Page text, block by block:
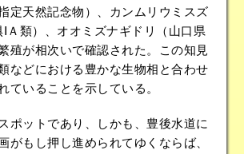
定天然記念物）、カンムリウミスズ
Ａ類）、オオミズナギドリ（山口県
殖が相次いで確認された。この知見
などにおける豊かな生物相と合わせ
いることを示している。
ットであり、しかも、豊後水道に
もし押し進められてゆくならば、